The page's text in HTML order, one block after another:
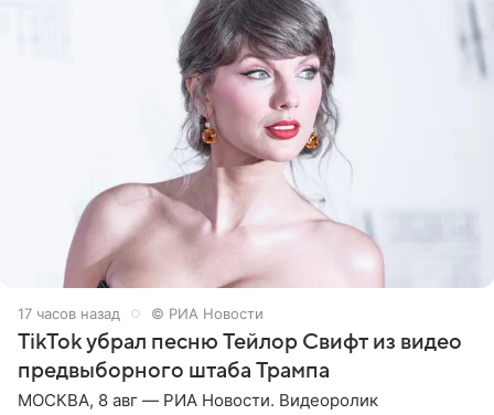
17 часов назад © РИА Новости
TikTok убрал песню Тейлор Свифт из видео
предвыборного штаба Трампа
МОСКВА, 8 авг — РИА Новости. Видеоролик